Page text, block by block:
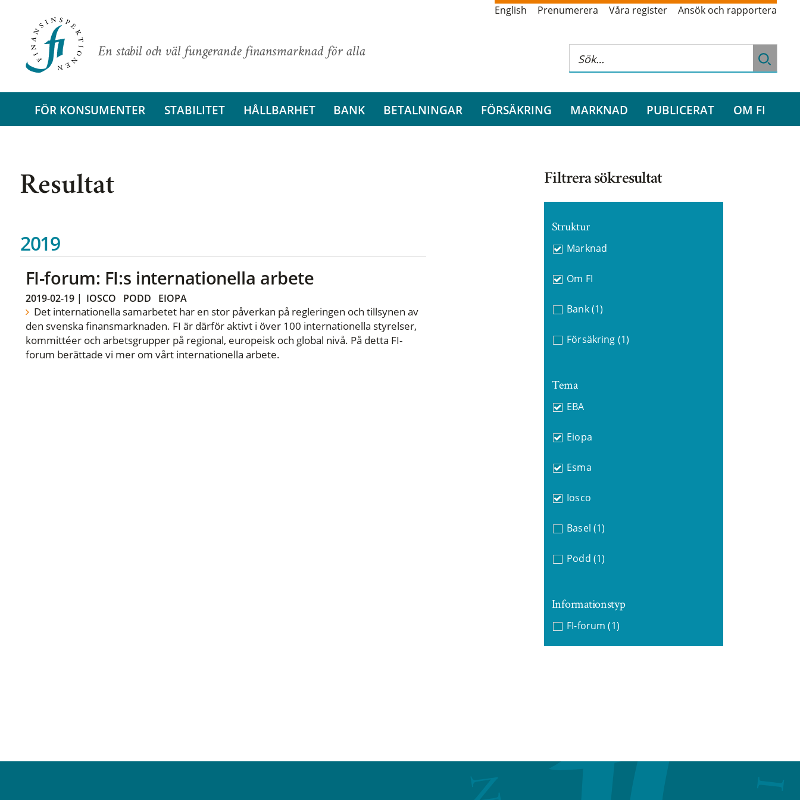
En stabil och väl fungerande finansmarknad för alla
English Prenumerera Våra register Ansök och rapportera
FÖR KONSUMENTER STABILITET HÅLLBARHET BANK BETALNINGAR FÖRSÄKRING MARKNAD PUBLICERAT OM FI
Resultat
2019
FI-forum: FI:s internationella arbete
2019-02-19| IOSCO PODD EIOPA
Det internationella samarbetet har en stor påverkan på regleringen och tillsynen av
den svenska finansmarknaden. FI är därför aktivt i över 100 internationella styrelser,
kommittéer och arbetsgrupper på regional, europeisk och global nivå. På detta FI-
forum berättade vi mer om vårt internationella arbete.
Filtrera sökresultat
Struktur
Marknad
Om FI
Bank (1)
Försäkring (1)
Tema
EBA
Eiopa
Esma
Iosco
Basel (1)
Podd (1)
Informationstyp
FI-forum (1)